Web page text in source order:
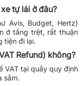
tự lái ở đâu?
Avis, Budget, Hertz)
ở tầng trệt, rất thuận
tiện đi lại.
Refund) không?
VAT tại quầy quy định
sắm.